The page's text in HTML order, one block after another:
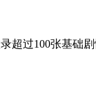
超过100张基础